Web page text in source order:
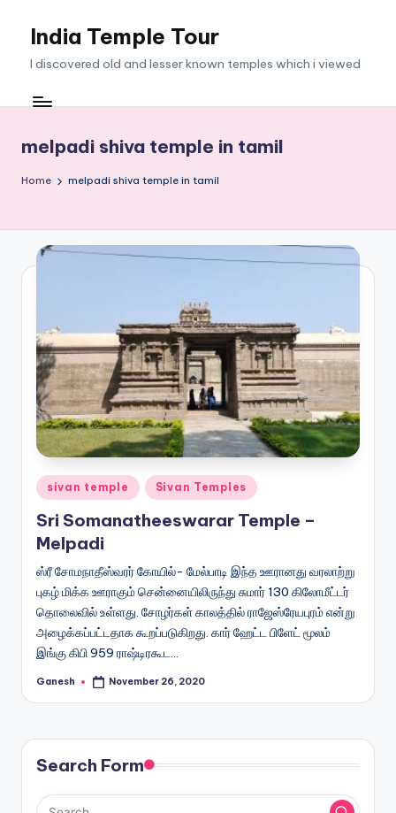
India Temple Tour
I discovered old and lesser known temples which i viewed
melpadi shiva temple in tamil
Home melpadi shiva temple in tamil
Posted
in
sivan temple Sivan Temples
Sri Somanatheeswarar Temple –
Melpadi
ஸ்ரீ சோமநாதீஸ்வரர் கோயில்- மேல்பாடி இந்த ஊரானது வரலாற்று
புகழ் மிக்க ஊராகும் சென்னையிலிருந்து சுமார் 130 கிலோமீட்டர்
தொலைவில் உள்ளது. சோழர்கள் காலத்தில் ராஜேஸ்ரேயபுரம் என்று
அழைக்கப்பட்டதாக கூறப்படுகிறது. கார் ஹேட்ட பிளேட் மூலம்
இங்கு கிபி 959 ராஷ்டிரகூட…
Posted
Ganesh November 26, 2020
Search Form